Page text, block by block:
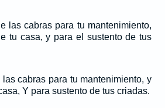
las cabras para tu mantenimiento,
tu casa, y para el sustento de tus
cabras para tu mantenimiento, y
Y para sustento de tus criadas.